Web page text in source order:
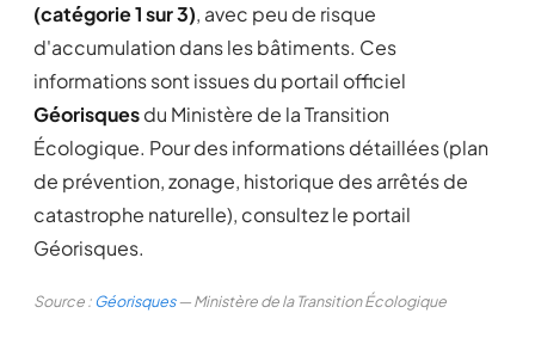
(catégorie 1 sur 3), avec peu de risque
d'accumulation dans les bâtiments. Ces
informations sont issues du portail officiel
Géorisquesdu Ministère de la Transition
Écologique. Pour des informations détaillées (plan
de prévention, zonage, historique des arrêtés de
catastrophe naturelle), consultez le portail
Géorisques.
Source :Géorisques— Ministère de la Transition Écologique